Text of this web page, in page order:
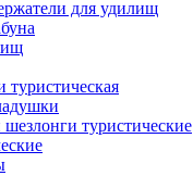
для удилищ
туристическая
шезлонги туристические